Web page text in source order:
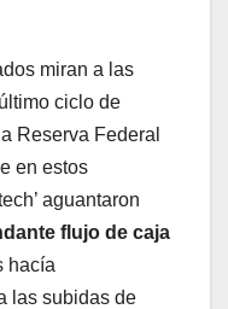
miran a las
ciclo de
Reserva Federal
en estos
aguantaron
flujo de caja
hacía
las subidas de